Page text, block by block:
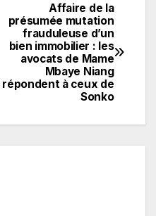
Affaire de la
présumée mutation
frauduleuse d’un
bien immobilier : les
avocats de Mame
Mbaye Niang
répondent à ceux de
Sonko